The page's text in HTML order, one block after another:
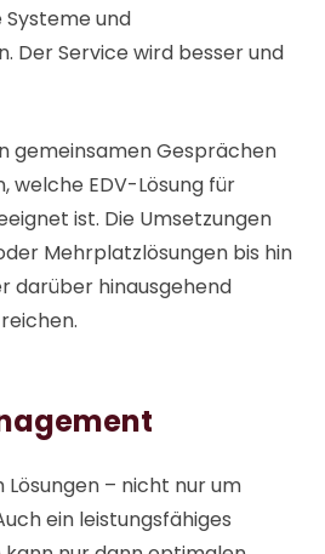
und
Der Service wird besser und
gemeinsamen Gesprächen
welche EDV-Lösung für
ist. Die Umsetzungen
Mehrplatzlösungen bis hin
darüber hinausgehend
Lösungen – nicht nur um
ein leistungsfähiges